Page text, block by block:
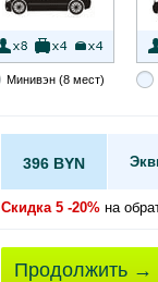
Минивэн (8 мест)
396 BYN
Скидка 5 -20% на
Продолжить →